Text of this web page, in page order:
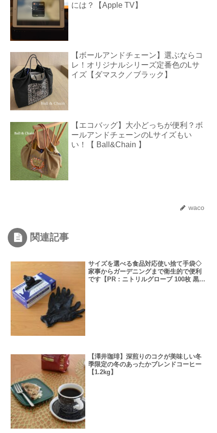
には？【Apple TV】
【ボールアンドチェーン】選ぶならコ
レ！オリジナルシリーズ定番色のLサ
イズ【ダマスク／ブラック】
【エコバッグ】大小どっちが便利？ボ
ールアンドチェーンのLサイズもい
い！【 Ball&Chain 】
waco
関連記事
サイズを選べる食品対応使い捨て手袋◇
家事からガーデニングまで衛生的で便利
です【PR：ニトリルグローブ 100枚 黒 L
【澤井珈琲】深煎りのコクが美味しい冬
季限定の冬のあったかブレンドコーヒー
【1.2kg】